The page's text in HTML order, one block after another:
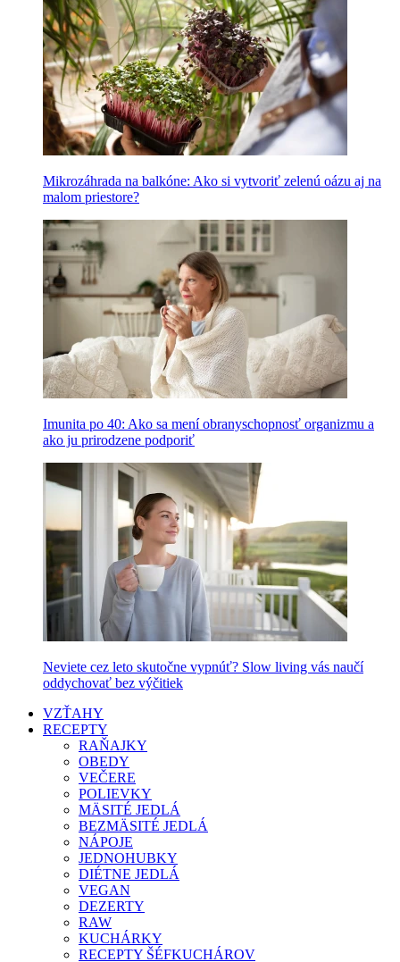
Mikrozáhrada na balkóne: Ako si vytvoriť zelenú oázu aj na
malom priestore?
Imunita po 40: Ako sa mení obranyschopnosť organizmu a
ako ju prirodzene podporiť
Neviete cez leto skutočne vypnúť? Slow living vás naučí
oddychovať bez výčitiek
VZŤAHY
RECEPTY
RAŇAJKY
OBEDY
VEČERE
POLIEVKY
MÄSITÉ JEDLÁ
BEZMÄSITÉ JEDLÁ
NÁPOJE
JEDNOHUBKY
DIÉTNE JEDLÁ
VEGAN
DEZERTY
RAW
KUCHÁRKY
RECEPTY ŠÉFKUCHÁROV